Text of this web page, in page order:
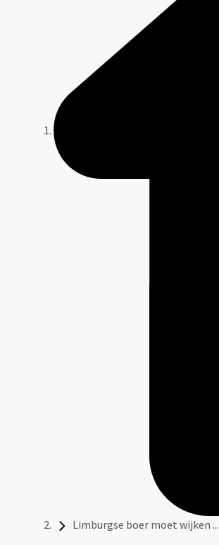
Limburgse boer moet wijken ...